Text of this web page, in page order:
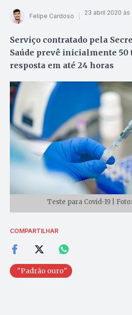
Felipe Cardoso 23 abril 2020 às
Serviço contratado pela
Saúde prevê inicialmente 50
resposta em até 24 horas
Teste para Covid-19 |
COMPARTILHAR
"Padrão ouro"